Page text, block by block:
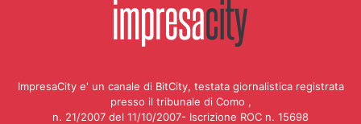
ImpresaCity e' un canale di BitCity, testata giornalistica registrata
presso il tribunale di Como ,
n. 21/2007 del 11/10/2007- Iscrizione ROC n. 15698